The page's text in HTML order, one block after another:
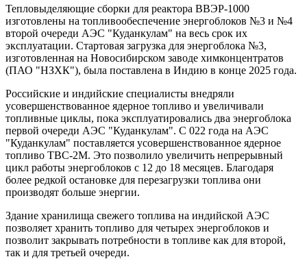
Тепловыделяющие сборки для реактора ВВЭР-1000
изготовлены на топливообеспечение энергоблоков №3 и №4
второй очереди АЭС "Куданкулам" на весь срок их
эксплуатации. Стартовая загрузка для энергоблока №3,
изготовленная на Новосибирском заводе химконцентратов
(ПАО "НЗХК"), была поставлена в Индию в конце 2025 года.
Российские и индийские специалисты внедряли
усовершенствованное ядерное топливо и увеличивали
топливные циклы, пока эксплуатировались два энергоблока
первой очереди АЭС "Куданкулам". С 022 года на АЭС
"Куданкулам" поставляется усовершенствованное ядерное
топливо ТВС-2М. Это позволило увеличить непрерывный
цикл работы энергоблоков с 12 до 18 месяцев. Благодаря
более редкой остановке для перезагрузки топлива они
производят больше энергии.
Здание хранилища свежего топлива на индийской АЭС
позволяет хранить топливо для четырех энергоблоков и
позволит закрывать потребности в топливе как для второй,
так и для третьей очереди.